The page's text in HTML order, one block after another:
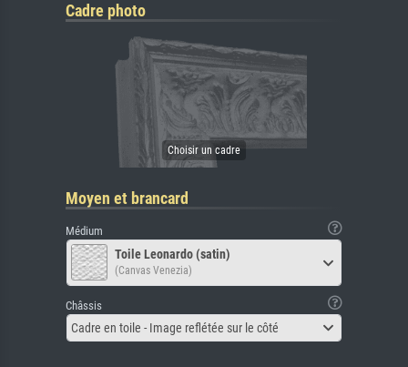
Cadre photo
Moyen et brancard
Médium
Toile Leonardo (satin)
(Canvas Venezia)
Châssis
Cadre en toile - Image reflétée sur le côté